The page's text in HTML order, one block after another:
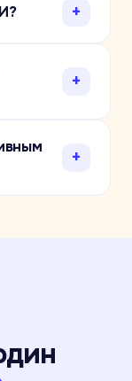
+
+
+